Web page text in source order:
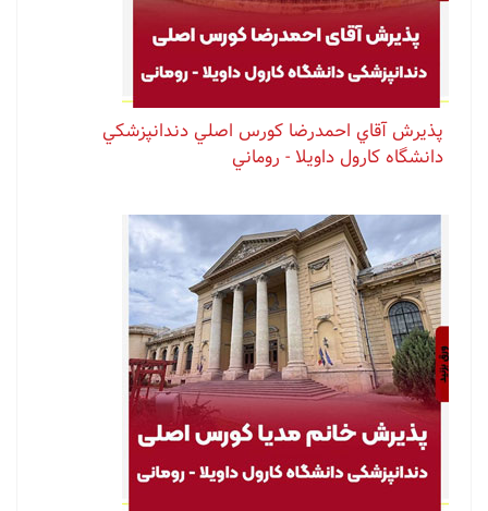
پذيرش آقاي احمدرضا كورس اصلي دندانپزشكي
دانشگاه كارول داويلا - روماني